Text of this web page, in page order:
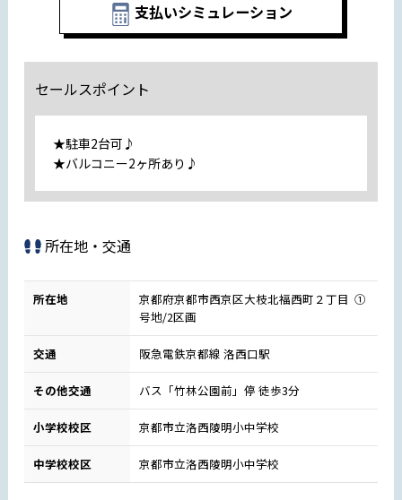
支払いシミュレーション
セールスポイント
★駐車2台可♪
★バルコニー2ヶ所あり♪
所在地・交通
所在地
京都府京都市西京区大枝北福西町２丁目 ①
号地/2区画
交通 阪急電鉄京都線 洛西口駅
その他交通 バス「竹林公園前」停 徒歩3分
小学校校区 京都市立洛西陵明小中学校
中学校校区 京都市立洛西陵明小中学校